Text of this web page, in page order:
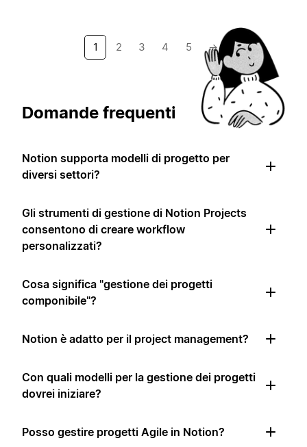
1 2 3 4 5 →
Domande frequenti
Notion supporta modelli di progetto per
diversi settori?
Gli strumenti di gestione di Notion Projects
consentono di creare workflow
personalizzati?
Cosa significa "gestione dei progetti
componibile"?
Notion è adatto per il project management?
Con quali modelli per la gestione dei progetti
dovrei iniziare?
Posso gestire progetti Agile in Notion?